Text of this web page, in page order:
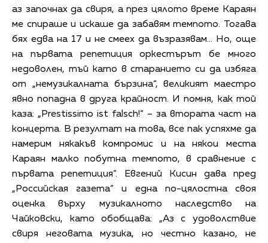
аз започнах да свиря, а през цялото време Караян
ме спираше и искаше да забавям темпото. Тогава
бях едва на 17 и не смеех да възразявам… Но, още
на първата репетиция оркестърът бе много
недоволен, тъй като в старанието си да избяга
от „немузикалната бързина“, великият маестро
явно попадна в друга крайност. И помня, как той
каза: „Prestissimo ist falsch!“ – за втората част на
концерта. В резултат на това, все пак успяхме да
намерим някакъв компромис и на някои места
Караян малко побутна темпото, в сравнение с
първата репетиция“. Евгений Кисин дава пред
„Российская газета“ и една по-цялостна своя
оценка върху музикалното наследство на
Чайковски, като обобщава: „Аз с удоволствие
свиря неговата музика, но честно казано, не